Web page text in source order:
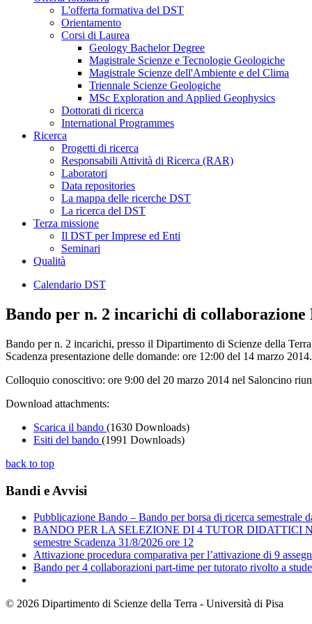
L'offerta formativa del DST
Orientamento
Corsi di Laurea
Geology Bachelor Degree
Magistrale Scienze e Tecnologie Geologiche
Magistrale Scienze dell'Ambiente e del Clima
Triennale Scienze Geologiche
MSc Exploration and Applied Geophysics
Dottorati di ricerca
International Programmes
Ricerca
Progetti di ricerca
Responsabili Attività di Ricerca (RAR)
Laboratori
Data repositories
La mappa delle ricerche DST
La ricerca del DST
Terza missione
Il DST per Imprese ed Enti
Seminari
Qualità
Calendario DST
Bando per n. 2 incarichi di
Bando per n. 2 incarichi, presso il Dipartimento di Scienze della
Scadenza presentazione delle domande: ore 12:00 del 14 marzo 2014.
Colloquio conoscitivo: ore 9:00 del 20 marzo 2014 nel Saloncino
Download attachments:
Scarica il bando (1630 Downloads)
Esiti del bando (1991 Downloads)
back to top
Bandi e Avvisi
Pubblicazione Bando – Bando per borsa di ricerca semestrale
BANDO PER LA SELEZIONE DI 4 TUTOR DIDATTICI
semestre Scadenza 31/8/2026 ore 12
Attivazione procedura comparativa per l’attivazione di 9
Bando per 4 collaborazioni part-time per tutorato rivolto a
© 2026 Dipartimento di Scienze della Terra - Università di Pisa